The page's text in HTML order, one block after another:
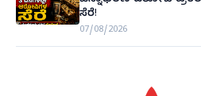
ಸೆರೆ!
07/08/2026